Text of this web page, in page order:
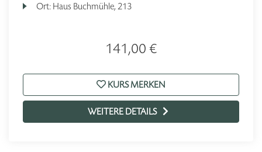
Ort: Haus Buchmühle, 213
141,00 €
KURS MERKEN
WEITERE DETAILS